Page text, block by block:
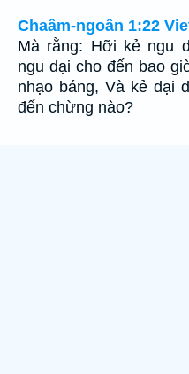
Chaâm-ngoân 1:22
Mà rằng: Hỡi kẻ ngu
ngu dại cho đến bao
nhạo báng, Và kẻ dại
đến chừng nào?